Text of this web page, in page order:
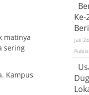
matinya
sering
Kampus
Juli